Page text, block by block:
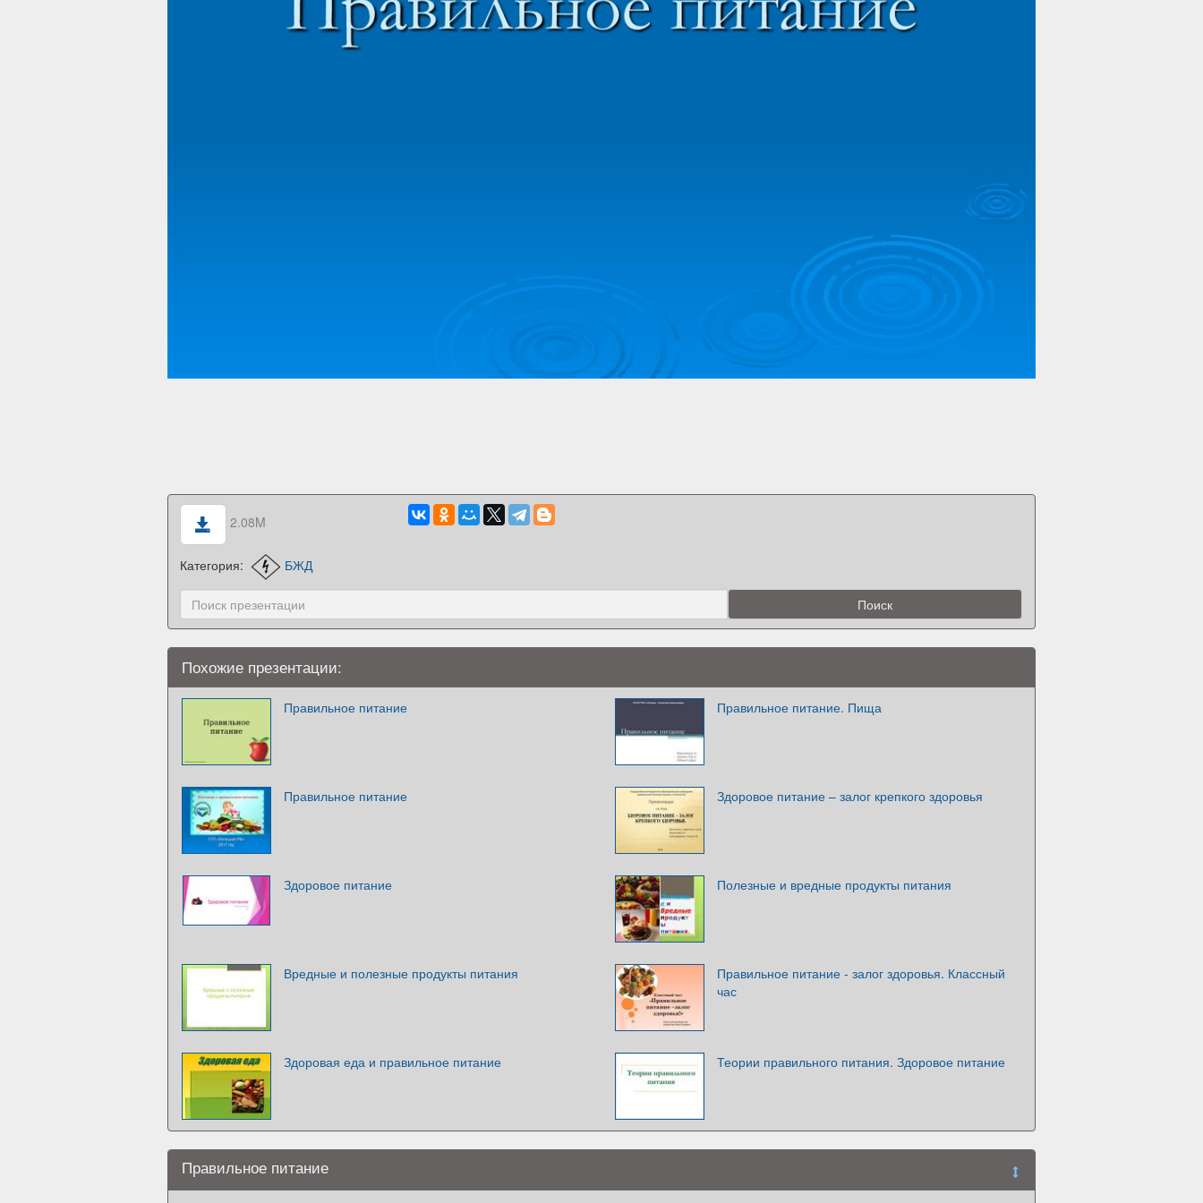
2.08M
Категория: БЖД
Похожие презентации:
Правильное питание Правильное питание. Пища
Правильное питание Здоровое питание – залог крепкого здоровья
Здоровое питание Полезные и вредные продукты питания
Вредные и полезные продукты питания
Правильное питание - залог здоровья. Классный
час
Здоровая еда и правильное питание Теории правильного питания. Здоровое питание
Правильное питание